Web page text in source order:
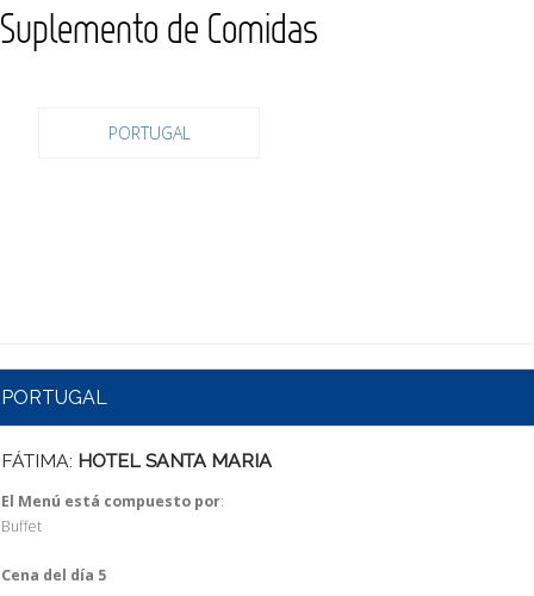
Suplemento de Comidas
PORTUGAL
PORTUGAL
FÁTIMA: HOTEL SANTA MARIA
El Menú está compuesto por:
Buffet
Cena del día 5